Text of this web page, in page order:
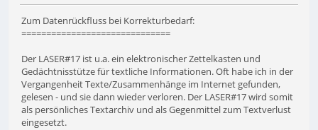
Zum Datenrückfluss bei Korrekturbedarf:
==============================
Der LASER#17 ist u.a. ein elektronischer Zettelkasten und
Gedächtnisstütze für textliche Informationen. Oft habe ich in der
Vergangenheit Texte/Zusammenhänge im Internet gefunden,
gelesen - und sie dann wieder verloren. Der LASER#17 wird somit
als persönliches Textarchiv und als Gegenmittel zum Textverlust
eingesetzt.